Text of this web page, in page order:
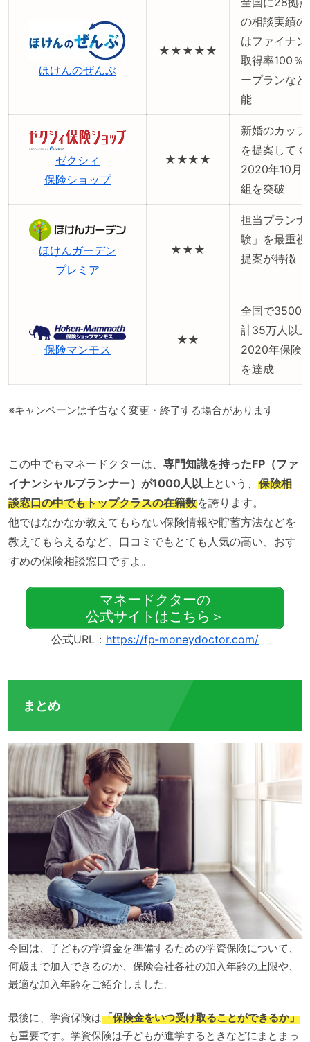
ほけんのぜんぶ
★★★★★
の相談実績
はファイナ
取得率100％
ープランな
能
ゼクシィ
保険ショップ
★★★★
新婚のカッ
を提案して
2020年10月
組を突破
ほけんガーデン
プレミア
★★★
担当プラン
験」を最重
提案が特徴
保険マンモス
★★
全国で3500
計35万人以
2020年保険
を達成
※キャンペーンは予告なく変更・終了する場合があります
この中でもマネードクターは、 専門知識を持ったFP（ファ
イナンシャルプランナー）が1000人以上という、 保険相
談窓口の中でもトップクラスの在籍数を誇ります。
他ではなかなか教えてもらない保険情報や貯蓄方法などを
教えてもらえるなど、口コミでもとても人気の高い、おす
すめの保険相談窓口ですよ。
マネードクターの
公式サイトはこちら＞
公式URL： https://fp-moneydoctor.com/
まとめ
今回は、子どもの学資金を準備するための学資保険について、
何歳まで加入できるのか、保険会社各社の加入年齢の上限や、
最適な加入年齢をご紹介しました。
最後に、学資保険は「保険金をいつ受け取ることができるか」
も重要です。学資保険は子どもが進学するときなどにまとまっ